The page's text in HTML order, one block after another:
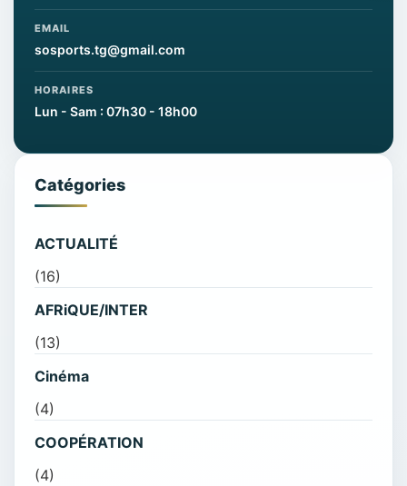
EMAIL
sosports.tg@gmail.com
HORAIRES
Lun - Sam : 07h30 - 18h00
Catégories
ACTUALITÉ
(16)
AFRiQUE/INTER
(13)
Cinéma
(4)
COOPÉRATION
(4)